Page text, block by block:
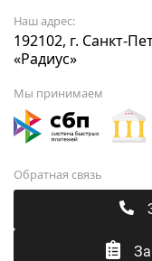
Наш адрес:
192102, г. Санкт-
«Радиус»
Мы принимаем
Обратная связь